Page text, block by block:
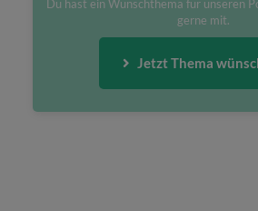
Du hast ein Wunschthema für unseren
gerne mit.
Jetzt Thema